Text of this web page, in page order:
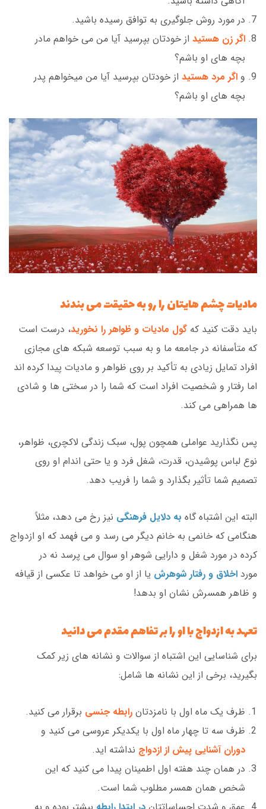
در مورد روش جلوگیری به توافق رسیده باشید.
اگر زن هستید از خودتان بپرسید آیا من می خواهم مادر
بچه های او باشم؟
و اگر مرد هستید از خودتان بپرسید آیا من میخواهم پدر
بچه های او باشم؟
مادیات چشم هایتان را رو به حقیقت می بندند
باید دقت کنید که گول مادیات و ظواهر را نخورید، درست است
که متأسفانه در جامعه ما و به سبب توسعه شبکه های مجازی
افراد تمایل زیادی به تأکید بر روی ظواهر و مادیات پیدا کرده اند
اما رفتار و شخصیت افراد است که شما را در سختی ها و شادی
ها همراهی می کند.
پس نگذارید عواملی همچون پول، سبک زندگی لاکچری، ظواهر،
نوع لباس پوشیدن، قدرت، شغل فرد و یا حتی اندام او روی
تصمیم شما تأثیر بگذارد و شما را فریب دهد.
البته این اشتباه گاه به دلایل فرهنگی نیز رخ می دهد، مثلاً
هنگامی که خانمی به خانم دیگر می رسد و می فهمد که او ازدواج
کرده در مورد شغل و دارایی شوهر او سوال می پرسد نه در
مورد اخلاق و رفتار شوهرش یا از او می خواهد تا عکسی از قیافه
و ظاهر همسرش نشان او بدهد!
تعهد به ازدواج با او را بر تفاهم مقدم می دانید
برای شناسایی این اشتباه از سوالات و نشانه های زیر کمک
بگیرید، برخی از این نشانه ها شامل:
ظرف یک ماه اول با نامزدتان رابطه جنسی برقرار می کنید.
ظرف سه تا چهار ماه اول با یکدیکر عروسی می کنید و
دوران آشنایی پیش از ازدواج نداشته اید.
در همان چند هفته اول اطمینان پیدا می کنید که این
شخص همان همسر مطلوب شما است.